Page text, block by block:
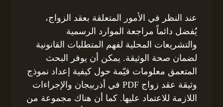
عند النظر في الأمور المتعلقة بعقد الزواج،
يُفضل دائماً مراجعة الموارد الرسمية
والتشريعات المحلية لفهم المتطلبات القانونية
لضمان صحة الوثيقة. يمكن أن يوفر البحث
المتعمق معلومات قيّمة حول كيفية إعداد نموذج
وثيقة عقد زواج PDF في أذربيجان والإجراءات
اللازمة للاعتماد عليها. كما أن هناك مجموعة من